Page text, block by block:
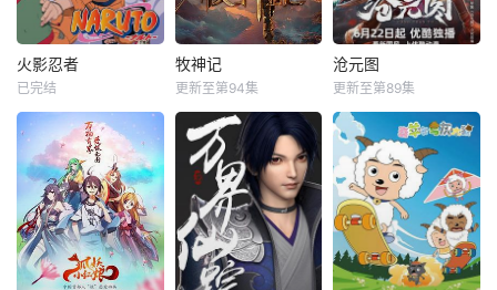
火影忍者
已完结
牧神记
更新至第94集
沧元图
更新至第89集